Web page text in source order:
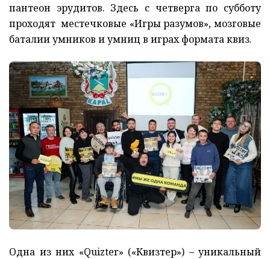
пантеон эрудитов. Здесь с четверга по субботу
проходят местечковые «Игры разумов», мозговые
баталии умников и умниц в играх формата квиз.
Одна из них «Quizter» («Квизтер») – уникальный